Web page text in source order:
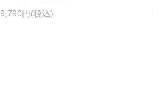
9,790円(税込)